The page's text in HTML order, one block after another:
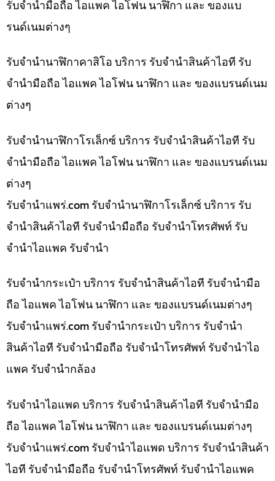
รับจำนำมือถือ ไอแพค ไอโฟน นาฬิกา และ ของแบ
รนด์เนมต่างๆ
รับจำนำนาฬิกาคาสิโอ บริการ รับจำนำสินค้าไอที รับ
จำนำมือถือ ไอแพค ไอโฟน นาฬิกา และ ของแบรนด์เนม
ต่างๆ
รับจำนำนาฬิกาโรเล็กซ์ บริการ รับจำนำสินค้าไอที รับ
จำนำมือถือ ไอแพค ไอโฟน นาฬิกา และ ของแบรนด์เนม
ต่างๆ
รับจํานําแพร่.com รับจำนำนาฬิกาโรเล็กซ์ บริการ รับ
จำนำสินค้าไอที รับจำนำมือถือ รับจำนำโทรศัพท์ รับ
จำนำไอแพค รับจำนำ
รับจำนำกระเป๋า บริการ รับจำนำสินค้าไอที รับจำนำมือ
ถือ ไอแพค ไอโฟน นาฬิกา และ ของแบรนด์เนมต่างๆ
รับจํานําแพร่.com รับจำนำกระเป๋า บริการ รับจำนำ
สินค้าไอที รับจำนำมือถือ รับจำนำโทรศัพท์ รับจำนำไอ
แพค รับจำนำกล้อง
รับจำนำไอแพด บริการ รับจำนำสินค้าไอที รับจำนำมือ
ถือ ไอแพค ไอโฟน นาฬิกา และ ของแบรนด์เนมต่างๆ
รับจํานําแพร่.com รับจำนำไอแพด บริการ รับจำนำสินค้า
ไอที รับจำนำมือถือ รับจำนำโทรศัพท์ รับจำนำไอแพค